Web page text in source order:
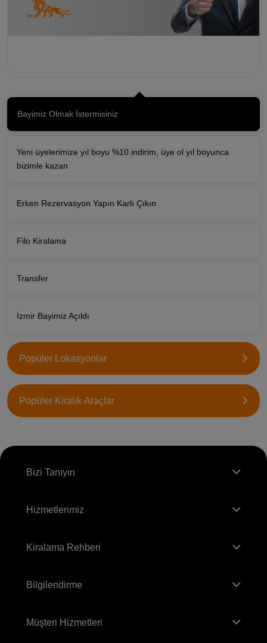
Bayimiz Olmak İstermisiniz
Yeni üyelerimize yıl boyu %10 indirim, üye ol yıl boyunca
bizimle kazan
Erken Rezervasyon Yapın Karlı Çıkın
Filo Kiralama
Transfer
İzmir Bayimiz Açıldı
Popüler Lokasyonlar
Popüler Kiralık Araçlar
Bizi Tanıyın
Hizmetlerimiz
Kiralama Rehberi
Bilgilendirme
Müşteri Hizmetleri